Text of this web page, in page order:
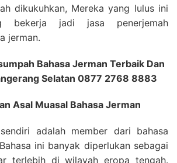
dikukuhkan, Mereka yang lulus ini
bekerja jadi jasa penerjemah
jerman.
Bahasa Jerman Terbaik Dan
Selatan 0877 2768 8883
Asal Muasal Bahasa Jerman
adalah member dari bahasa
ini banyak diperlukan sebagai
terlebih di wilayah eropa tengah.